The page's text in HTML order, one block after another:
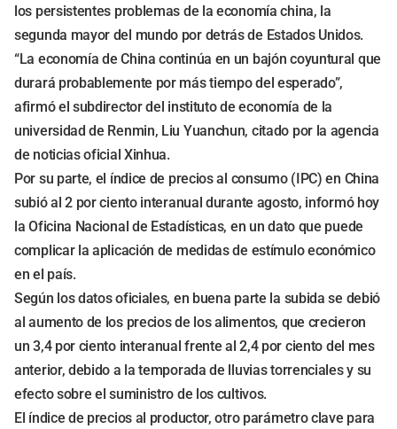
los persistentes problemas de la economía china, la
segunda mayor del mundo por detrás de Estados Unidos.
“La economía de China continúa en un bajón coyuntural que
durará probablemente por más tiempo del esperado”,
afirmó el subdirector del instituto de economía de la
universidad de Renmin, Liu Yuanchun, citado por la agencia
de noticias oficial Xinhua.
Por su parte, el índice de precios al consumo (IPC) en China
subió al 2 por ciento interanual durante agosto, informó hoy
la Oficina Nacional de Estadísticas, en un dato que puede
complicar la aplicación de medidas de estímulo económico
en el país.
Según los datos oficiales, en buena parte la subida se debió
al aumento de los precios de los alimentos, que crecieron
un 3,4 por ciento interanual frente al 2,4 por ciento del mes
anterior, debido a la temporada de lluvias torrenciales y su
efecto sobre el suministro de los cultivos.
El índice de precios al productor, otro parámetro clave para